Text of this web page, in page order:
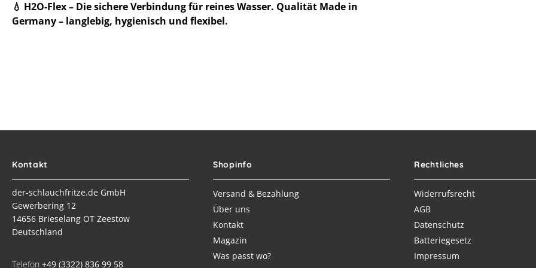
💧 H2O-Flex – Die sichere Verbindung für reines Wasser. Qualität Made in
Germany – langlebig, hygienisch und flexibel.
Kontakt
der-schlauchfritze.de GmbH
Gewerbering 12
14656 Brieselang OT Zeestow
Deutschland
Telefon +49 (3322) 836 99 58
Shopinfo
Versand & Bezahlung
Über uns
Kontakt
Magazin
Was passt wo?
Rechtliches
Widerrufsrecht
AGB
Datenschutz
Batteriegesetz
Impressum